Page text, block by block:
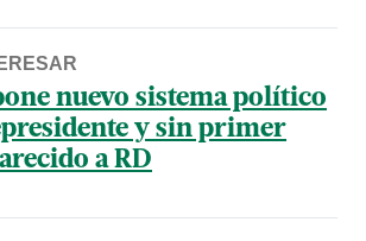
nuevo sistema político
y sin primer
a RD